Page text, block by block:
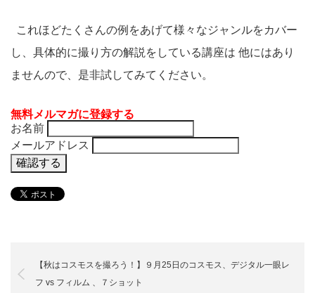
これほどたくさんの例をあげて様々なジャンルをカバー
し、具体的に撮り方の解説をしている講座は 他にはあり
ませんので、是非試してみてください。
無料メルマガに登録する
お名前
メールアドレス
【秋はコスモスを撮ろう！】９月25日のコスモス、デジタル一眼レ
フ vs フィルム 、７ショット